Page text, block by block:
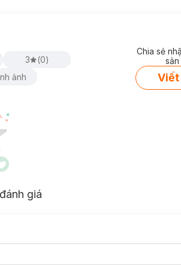
hình thành thâm nám mang lại hiệu quả
1%, Arbutine 7%
ứng trên da.
3 (0)
ảnh
Chia sẻ
Viết
giá